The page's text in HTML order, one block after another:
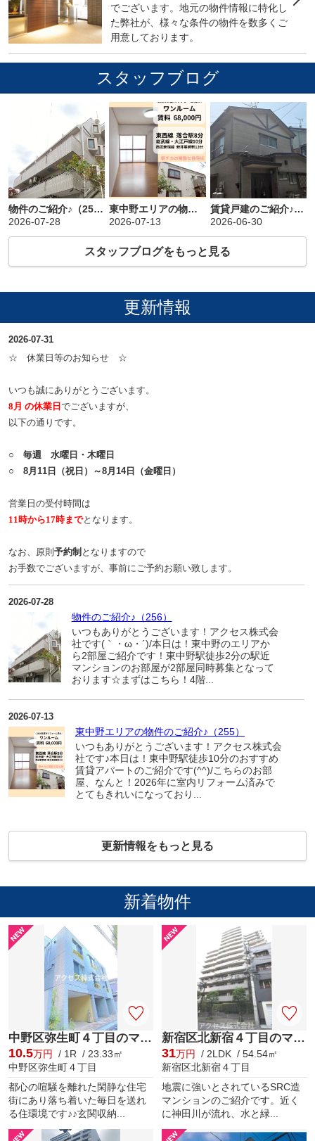
でございます。地元の物件情報に特化し
た弊社が、様々な条件の物件を数多くご
用意しております。
スタッフブログ
物件のご紹介♪（256）
2026-07-28
東中野エリアの物件のご紹介♪（255）
2026-07-13
賃貸戸建のご紹介♪（254）
2026-06-30
スタッフブログをもっと見る
更新情報
2026-07-31
☆ 休業日等のお知らせ ☆
いつも誠にありがとうございます。
8月 の休業日 でございますが、
以下の通りです。
○ 毎週 水曜日・木曜日
○ 8月11日（祝日）～8月14日（金曜日）
営業日の受付時間は
11時から17時までとなります。
なお、原則 予約制 となりますので
お手数でございますが、事前にご予約お願い致します。
2026-07-28
物件のご紹介♪（256）
いつもありがとうございます！アクセス株式会
社です(｀・ω・´)/本日は！東中野のエリアか
ら2部屋ご紹介です！東中野駅徒歩2分の駅近
マンションのお部屋が2部屋同時募集となって
おります☆まずはこちら！4階...
2026-07-13
東中野エリアの物件のご紹介♪（255）
いつもありがとうございます！アクセス株式会
社です♪本日は！東中野駅徒歩10分のおすすめ
賃貸アパートのご紹介です(^^)/こちらのお部
屋、なんと！2026年に室内リフォーム済みで
とてもきれいになっており...
更新情報をもっと見る
新着物件
中野区弥生町４丁目のマンション
10.5万円
/ 1R / 23.33㎡
中野区弥生町４丁目
都心の喧騒を離れた閑静な住宅
街にあり落ち着いた毎日を送れ
る住環境です♪♪玄関収納...
新宿区北新宿４丁目のマンション
31万円
/ 2LDK / 54.54㎡
新宿区北新宿４丁目
地震に強いとされているSRC造
マンションのご紹介です。近く
に神田川が流れ、水と緑...